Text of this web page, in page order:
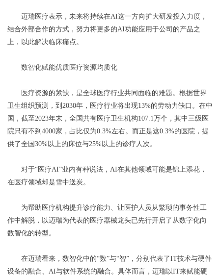
迈瑞医疗表示，未来将持续在AI这一方向扩大研发投入力度，
结合外部合作的方式，努力将更多的AI功能应用于公司的产品之
上，以此解决临床痛点。
数智化赋能优质医疗资源均质化
医疗资源的紧缺，是全球医疗行业共同面临的难题。根据世界
卫生组织预测，到2030年，医疗行业将出现13%的劳动力缺口。在中
国，截至2023年末，全国共有医疗卫生机构107.1万个，其中三级医
院只有不到4000家，占比仅为0.3%左右。而正是这0.3%的医院，提
供了全国30%以上的床位与25%以上的诊疗人次。
对于“医疗AI”业内有种说法，AI在其他领域可能是锦上添花，
在医疗领域却是雪中送炭。
为帮助医疗机构提升诊疗能力、让医护人员从繁琐的事务性工
作中解脱，以迈瑞为代表的医疗器械龙头已先行开启了从数字化向
数智化的转型。
在迈瑞看来，数智化中的“数”与“智”，分别代表了IT技术与硬件
设备的融合、AI与软件系统的融合。具体而言，迈瑞以IT来赋能硬